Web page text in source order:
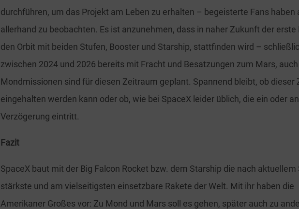
durchführen, um das Projekt am Leben zu erhalten – begeisterte Fans haben
allerhand zu beobachten. Es ist anzunehmen, dass in naher Zukunft der erste
den Orbit mit beiden Stufen, Booster und Starship, stattfinden wird –
zwischen 2024 und 2026 bereits mit Fracht und Besatzungen zum Mars,
Mondmissionen sind für diesen Zeitraum geplant. Spannend bleibt, ob dieser
eingehalten werden kann oder ob, wie bei SpaceX leider üblich, die ein oder
Verzögerung eintritt.
Fazit
SpaceX baut mit der Big Falcon Rocket bzw. dem Starship die nach aktuellem
stärkste und am vielseitigsten einsetzbare Rakete der Welt. Mit ihr haben die
Amerikaner Großes vor: Zu Mond und Mars soll es gehen, später auch zu